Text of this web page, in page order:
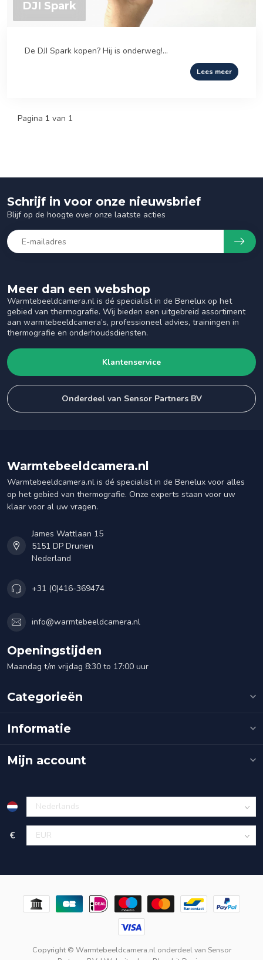
DJI Spark
De DJI Spark kopen? Hij is onderweg!...
Lees meer
Pagina 1 van 1
Meer dan een webshop
Warmtebeeldcamera.nl is dé specialist in de Benelux op het
gebied van thermografie. Wij bieden een uitgebreid assortiment
aan warmtebeeldcamera’s, professioneel advies, trainingen in
thermografie en onderhoudsdiensten.
Klantenservice
Onderdeel van Sensor Partners BV
Schrijf in voor onze nieuwsbrief
Blijf op de hoogte over onze laatste acties
Warmtebeeldcamera.nl
Warmtebeeldcamera.nl is dé specialist in de Benelux voor alles
op het gebied van thermografie. Onze experts staan voor uw
klaar voor al uw vragen.
James Wattlaan 15
5151 DP Drunen
Nederland
+31 (0)416-369474
info@warmtebeeldcamera.nl
Openingstijden
Maandag t/m vrijdag 8:30 to 17:00 uur
Categorieën
Informatie
Mijn account
€
Copyright © Warmtebeeldcamera.nl onderdeel van Sensor